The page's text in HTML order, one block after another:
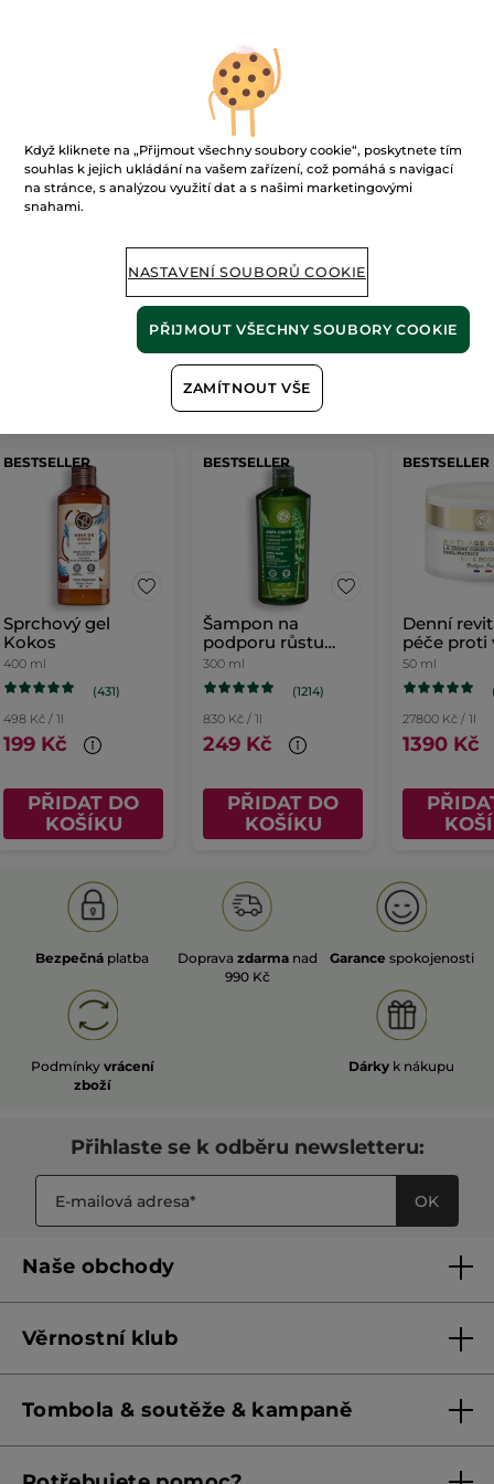
Ups!
Stránku nelze zobrazit.
odkaz není platný.
nejprodávanější produkty
BESTSELLER
Sprchový gel
Kokos
400 ml
(431)
498 Kč / 1l
199 Kč
PŘIDAT DO
KOŠÍKU
BESTSELLER
Šampon na
podporu růstu
vlasů
300 ml
(1214)
830 Kč / 1l
249 Kč
PŘIDAT DO
KOŠÍKU
BESTSELLER
Denní
péče proti
50 ml
27800 Kč / 1l
1390 Kč
Bezpečná platba Doprava zdarma nad
990 Kč
Garance spokojenosti
Podmínky vrácení
zboží
Dárky k nákupu
Přihlaste se k odběru newsletteru:
OK
Naše obchody
Franšízing
Věrnostní klub
Pravidla věrnostního klubu od 1. 6. 2026
Tombola & soutěže & kampaně
Když kliknete na „Přijmout všechny soubory cookie“, poskytnete tím
souhlas k jejich ukládání na vašem zařízení, což pomáhá s navigací
na stránce, s analýzou využití dat a s našimi marketingovými
snahami.
NASTAVENÍ SOUBORŮ COOKIE
ZAMÍTNOUT VŠE
PŘIJMOUT VŠECHNY SOUBORY COOKIE